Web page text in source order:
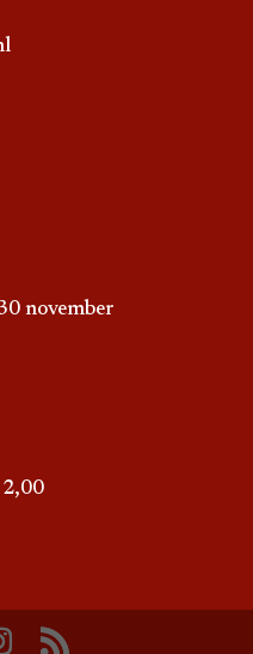
november